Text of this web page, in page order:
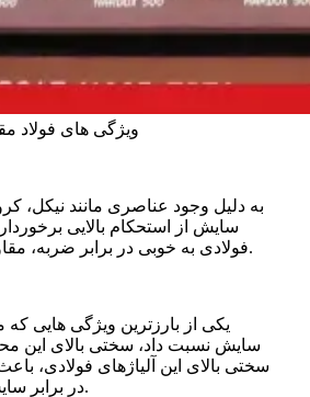
ویژگی های فولاد
به دلیل وجود عناصری مانند نیکل،
سایش از استحکام بالایی
فولادی به خوبی در برابر ضربه، مقاومت نشان می دهند.
یکی از بارزترین ویژگی هایی که
سایش نسبت داد، سختی بالای این
سختی بالای این آلیاژهای فولادی،
در برابر سایش و ضربه می شود.